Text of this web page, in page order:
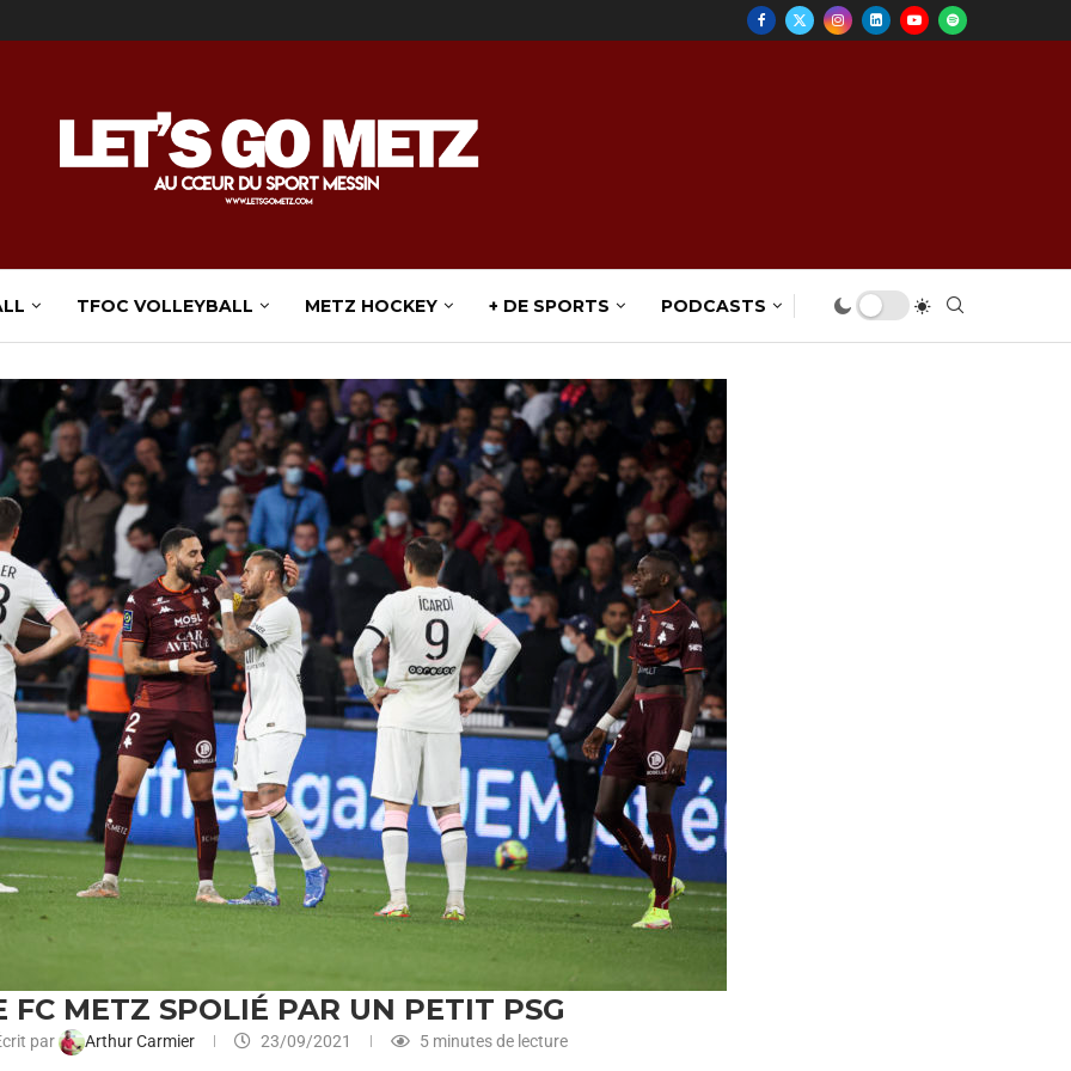
TFOC VOLLEYBALL METZ HOCKEY + DE SPORTS PODCASTS
FC METZ SPOLIÉ PAR UN PETIT PSG
par Arthur Carmier 23/09/2021 5 minutes de lecture